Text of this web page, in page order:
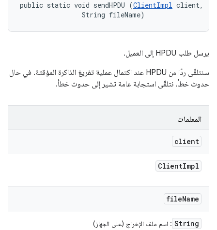
public static void sendHPDU (ClientImpl client,
                String fileName)
يرسل طلب HPDU إلى العميل.
سنتلقّى ردًا من HPDU عند اكتمال عملية تفريغ الذاكرة المؤقتة. في حال
حدوث خطأ، نتلقّى استجابة عامة تشير إلى حدوث خطأ.
المعلمات
client
ClientImpl
fileName
String : اسم ملف الإخراج (على الجهاز)